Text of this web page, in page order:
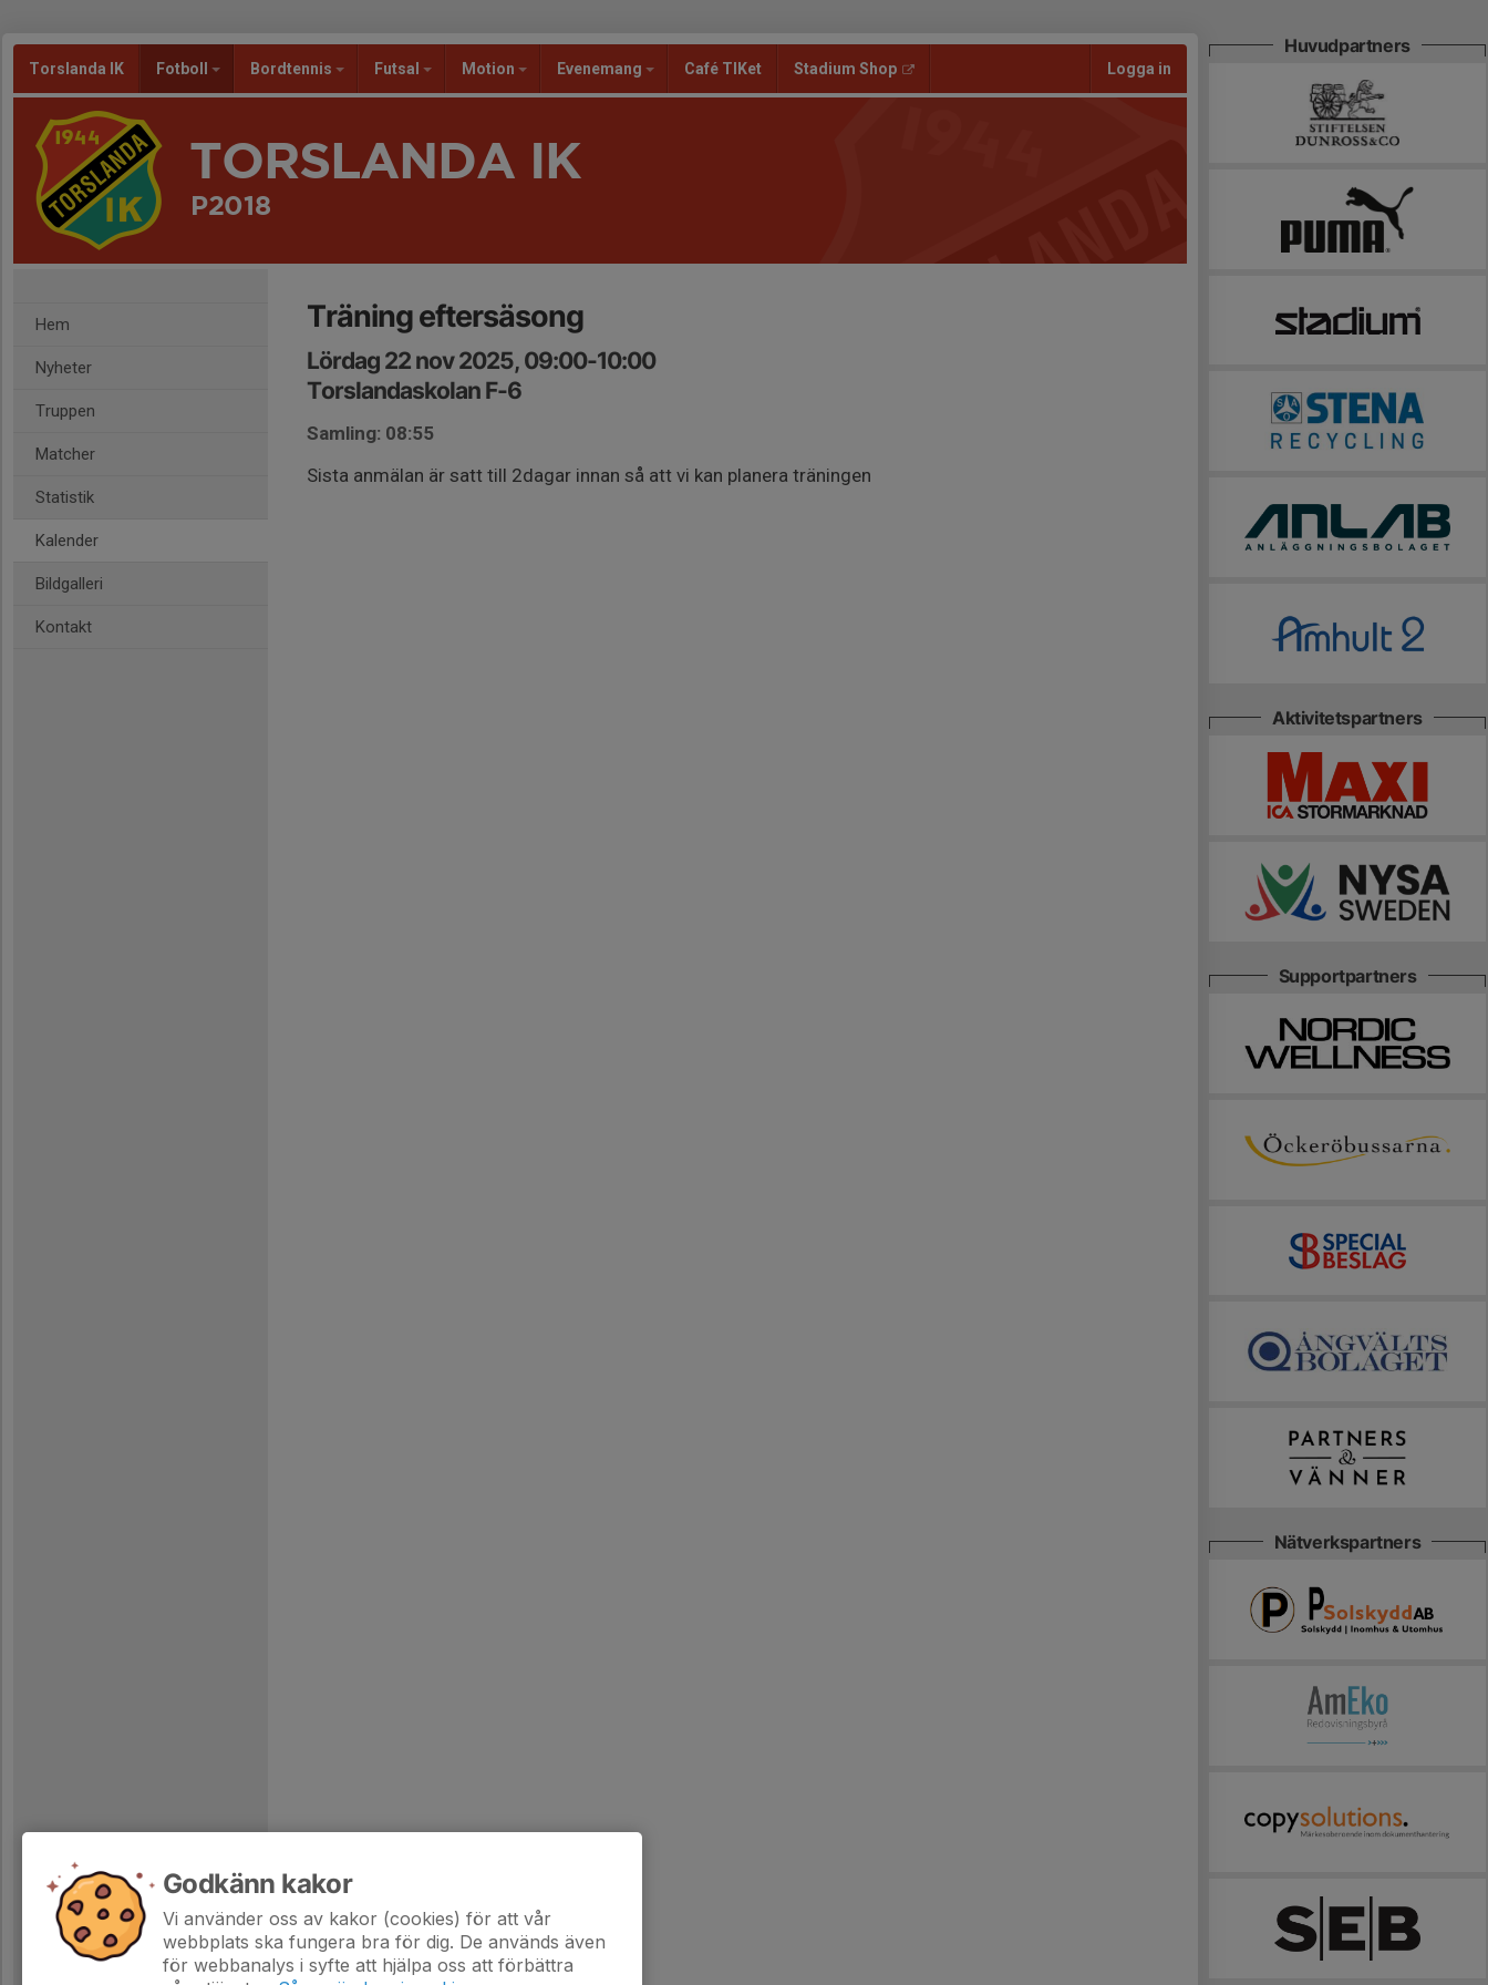
Torslanda IK Fotboll Bordtennis Futsal Motion Evenemang Café TIKet Stadium Shop Logga in
TORSLANDA IK
P2018
Hem
Nyheter
Truppen
Matcher
Statistik
Kalender
Bildgalleri
Kontakt
Träning eftersäsong
Lördag 22 nov 2025, 09:00-10:00
Torslandaskolan F-6
Samling: 08:55
Sista anmälan är satt till 2dagar innan så att vi kan planera träningen
Huvudpartners
Aktivitetspartners
Supportpartners
Nätverkspartners
Godkänn kakor
Vi använder oss av kakor (cookies) för att vår
webbplats ska fungera bra för dig. De används även
för webbanalys i syfte att hjälpa oss att förbättra